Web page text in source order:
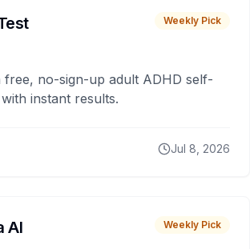
Weekly Pick
free, no-sign-up adult ADHD self-
instant results.
Jul 8, 2026
AI Weekly Pick